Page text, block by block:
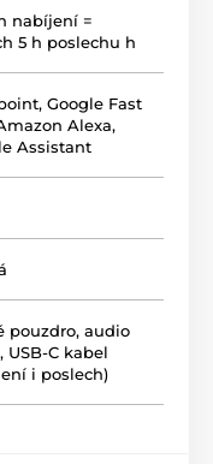
nabíjení =
5 h poslechu h
Google Fast
Alexa,
Assistant
pouzdro, audio
USB-C kabel
i poslech)